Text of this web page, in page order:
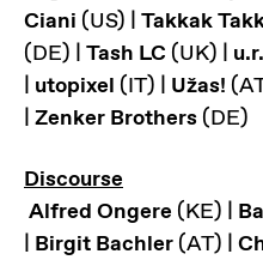
Ciani (US) | Takkak
(DE) | Tash LC (UK) |
utopixel (IT) | Užas!
Zenker Brothers (DE)
Discourse
Alfred Ongere (KE) |
Birgit Bachler (AT) |